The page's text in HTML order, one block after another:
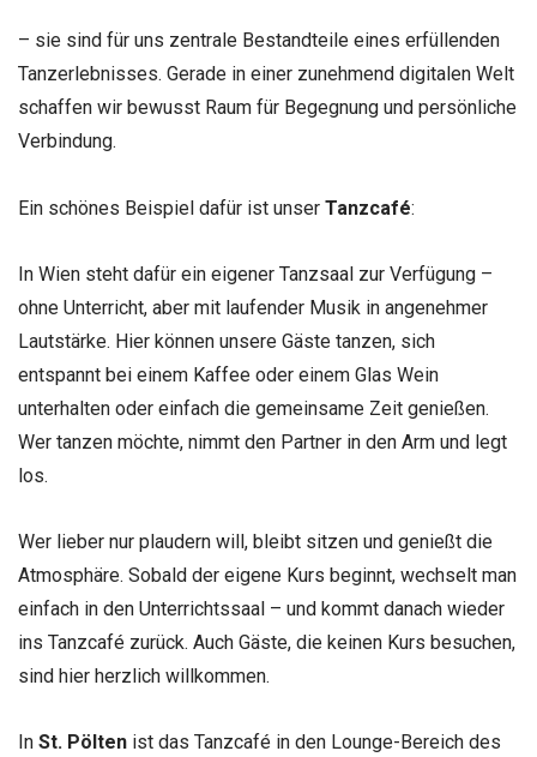
– sie sind für uns zentrale Bestandteile eines erfüllenden
Tanzerlebnisses. Gerade in einer zunehmend digitalen Welt
schaffen wir bewusst Raum für Begegnung und persönliche
Verbindung.
Ein schönes Beispiel dafür ist unser Tanzcafé:
In Wien steht dafür ein eigener Tanzsaal zur Verfügung –
ohne Unterricht, aber mit laufender Musik in angenehmer
Lautstärke. Hier können unsere Gäste tanzen, sich
entspannt bei einem Kaffee oder einem Glas Wein
unterhalten oder einfach die gemeinsame Zeit genießen.
Wer tanzen möchte, nimmt den Partner in den Arm und legt
los.
Wer lieber nur plaudern will, bleibt sitzen und genießt die
Atmosphäre. Sobald der eigene Kurs beginnt, wechselt man
einfach in den Unterrichtssaal – und kommt danach wieder
ins Tanzcafé zurück. Auch Gäste, die keinen Kurs besuchen,
sind hier herzlich willkommen.
In St. Pölten ist das Tanzcafé in den Lounge-Bereich des